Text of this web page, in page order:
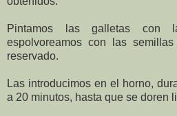
Pintamos las galletas
espolvoreamos con las
reservado.
Las introducimos en el horno,
a 20 minutos, hasta que se doren